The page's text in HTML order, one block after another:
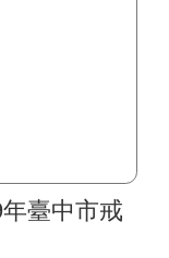
臺中市戒